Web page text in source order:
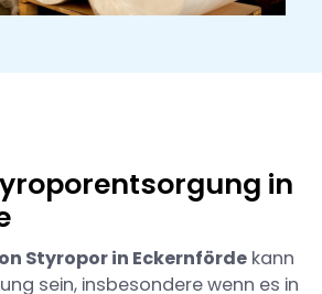
in
Styropor in Eckernförde kann
sein, insbesondere wenn es in